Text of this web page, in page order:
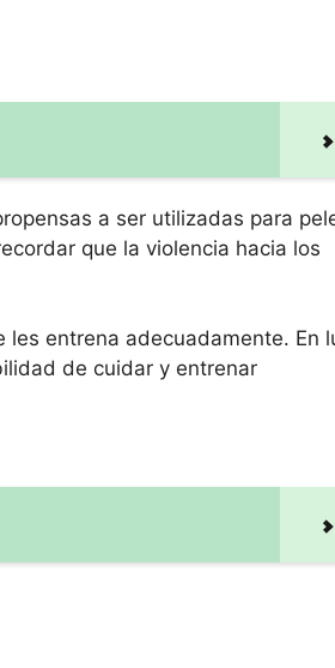
a ser utilizadas para
que la violencia hacia los
les entrena adecuadamente. En
de cuidar y entrenar